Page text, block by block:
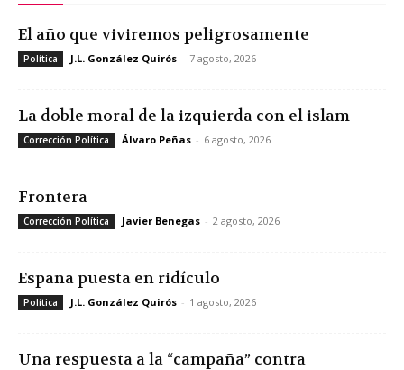
El año que viviremos peligrosamente
Política J.L. González Quirós - 7 agosto, 2026
La doble moral de la izquierda con el islam
Corrección Política Álvaro Peñas - 6 agosto, 2026
Frontera
Corrección Política Javier Benegas - 2 agosto, 2026
España puesta en ridículo
Política J.L. González Quirós - 1 agosto, 2026
Una respuesta a la “campaña” contra